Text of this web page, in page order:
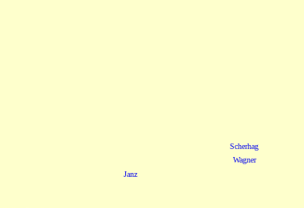
Scherhag
Wagner
Janz